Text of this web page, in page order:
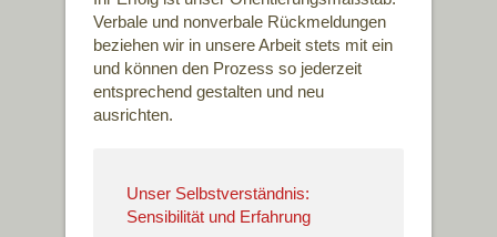
Verbale und nonverbale Rückmeldungen
beziehen wir in unsere Arbeit stets mit ein
und können den Prozess so jederzeit
entsprechend gestalten und neu
ausrichten.
Unser Selbstverständnis:
Sensibilität und Erfahrung